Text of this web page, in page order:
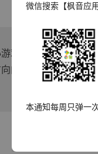
戏，给玩家带来不
向终点飞行，在飞
微信搜索【枫音应
本通知每周只弹一